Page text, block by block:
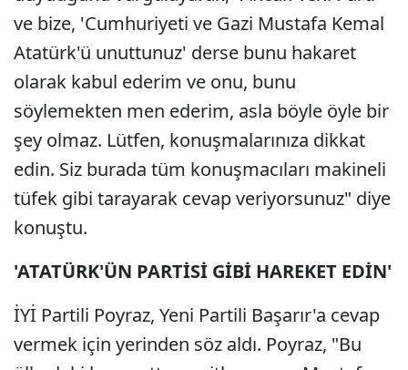
ve bize, 'Cumhuriyeti ve Gazi Mustafa Kemal
Atatürk'ü unuttunuz' derse bunu hakaret
olarak kabul ederim ve onu, bunu
söylemekten men ederim, asla böyle öyle bir
şey olmaz. Lütfen, konuşmalarınıza dikkat
edin. Siz burada tüm konuşmacıları makineli
tüfek gibi tarayarak cevap veriyorsunuz" diye
konuştu.
'ATATÜRK'ÜN PARTİSİ GİBİ HAREKET EDİN'
İYİ Partili Poyraz, Yeni Partili Başarır'a cevap
vermek için yerinden söz aldı. Poyraz, "Bu